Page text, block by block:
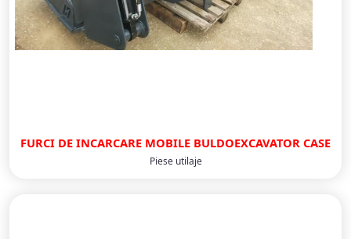
FURCI DE INCARCARE MOBILE BULDOEXCAVATOR CASE
Piese utilaje